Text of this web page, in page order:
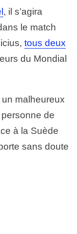
, il s’agira
le match
tous deux
du Mondial
malheureux
de
à la Suède
sans doute